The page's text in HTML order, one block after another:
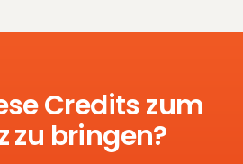
Credits zum
zu bringen?